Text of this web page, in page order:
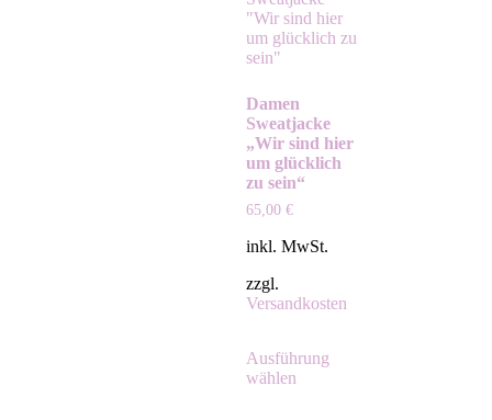
Damen
Sweatjacke
„Wir sind hier
um glücklich
zu sein“
65,00 €
inkl. MwSt.
zzgl.
Versandkosten
Ausführung
wählen